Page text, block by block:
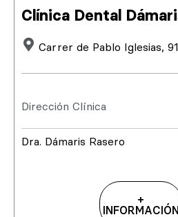
Clínica Dental
Carrer de Pablo Iglesias,
Dirección Clínica
Dra. Dámaris Rasero
+
INFORMACIÓN